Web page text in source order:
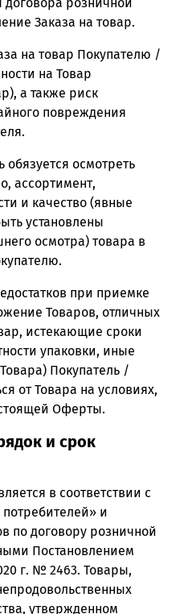
Заказа на товар.
на товар Покупателю /
на Товар
а также риск
повреждения
обязуется осмотреть
ассортимент,
и качество (явные
установлены
осмотра) товара в
при приемке
Товаров, отличных
истекающие сроки
упаковки, иные
Покупатель /
от Товара на условиях,
Оферты.
и срок
в соответствии с
и
по договору розничной
Постановлением
г. № 2463. Товары,
утвержденном